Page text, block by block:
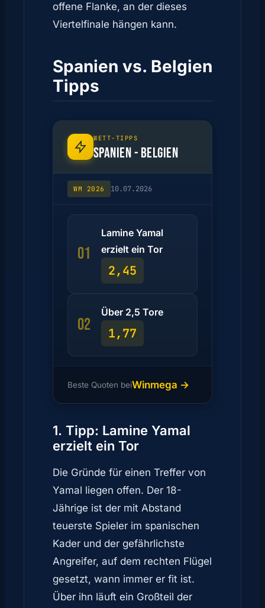
offene Flanke, an der dieses
Viertelfinale hängen kann.
Spanien vs. Belgien
Tipps
WETT-TIPPS
SPANIEN - BELGIEN
WM 2026 10.07.2026
01
Lamine Yamal
erzielt ein Tor
2,45
02
Über 2,5 Tore
1,77
Beste Quoten beiWinmega →
1. Tipp: Lamine Yamal
erzielt ein Tor
Die Gründe für einen Treffer von
Yamal liegen offen. Der 18-
Jährige ist der mit Abstand
teuerste Spieler im spanischen
Kader und der gefährlichste
Angreifer, auf dem rechten Flügel
gesetzt, wann immer er fit ist.
Über ihn läuft ein Großteil der